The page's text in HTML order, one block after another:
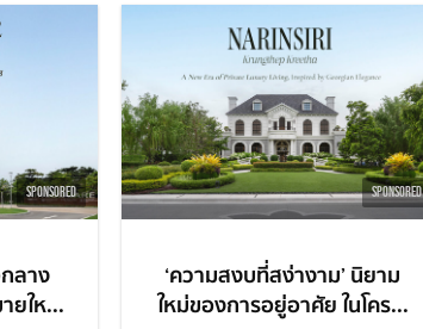
SPONSORED
ลาง
ยให...
SPONSORED
‘ความสงบที่สง่างาม’ นิยาม
ใหม่ของการอยู่อาศัย ในโคร...